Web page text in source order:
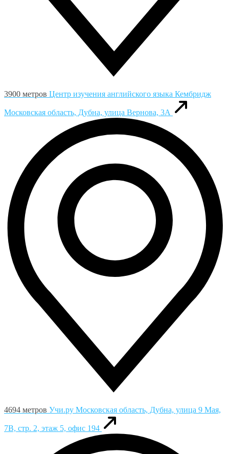
3900 метров Центр изучения английского языка Кембридж
Московская область, Дубна, улица Вернова, 3А
4694 метров Учи.ру Московская область, Дубна, улица 9 Мая,
7В, стр. 2, этаж 5, офис 194